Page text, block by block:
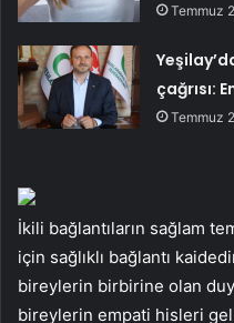
Temmuz
çağrısı:
Temmuz
İkili bağlantıların sağlam
için sağlıklı bağlantı
bireylerin birbirine olan
bireylerin empati hisleri